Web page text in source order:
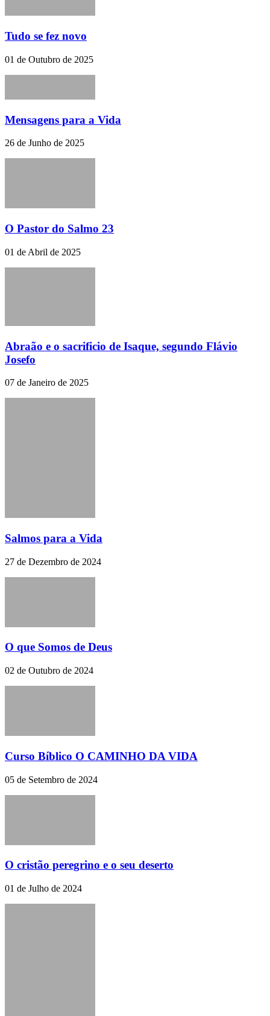
Tudo se fez novo
01 de Outubro de 2025
Mensagens para a Vida
26 de Junho de 2025
O Pastor do Salmo 23
01 de Abril de 2025
Abraão e o sacrificio de Isaque, segundo Flávio
Josefo
07 de Janeiro de 2025
Salmos para a Vida
27 de Dezembro de 2024
O que Somos de Deus
02 de Outubro de 2024
Curso Bíblico O CAMINHO DA VIDA
05 de Setembro de 2024
O cristão peregrino e o seu deserto
01 de Julho de 2024